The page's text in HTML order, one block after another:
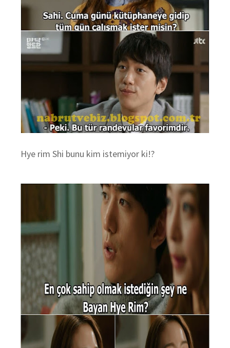
Hye rim Shi bunu kim istemiyor ki!?